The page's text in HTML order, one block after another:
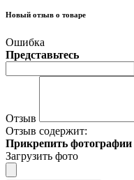
Новый отзыв о товаре
Ошибка
Представьтесь
Отзыв
Отзыв содержит:
Прикрепить фотографии
Загрузить фото